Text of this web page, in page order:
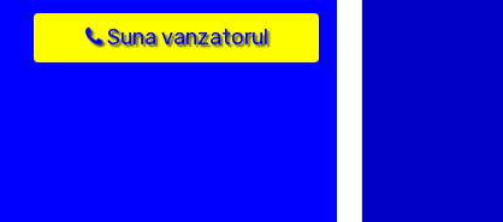
Suna vanzatorul